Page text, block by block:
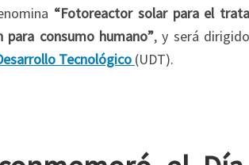
“Fotoreactor solar para el
para consumo humano”, y será
Tecnológico (UDT).